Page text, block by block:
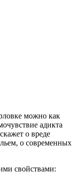
можно как
адикта
о вреде
о современных
свойствами: